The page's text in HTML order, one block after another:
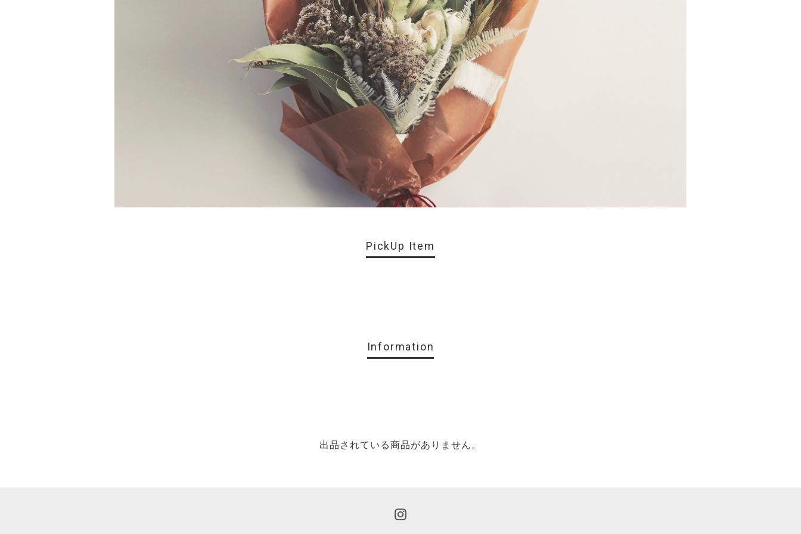
PickUp Item
Information
出品されている商品がありません。